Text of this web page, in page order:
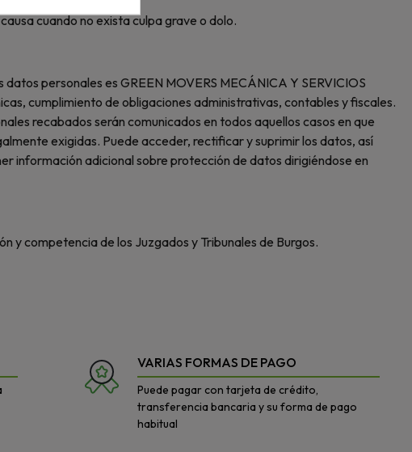
cuando no exista culpa grave o dolo.
personales es GREEN MOVERS MECÁNICA Y SERVICIOS
cumplimiento de obligaciones administrativas, contables y fiscales.
recabados serán comunicados en todos aquellos casos en que
exigidas. Puede acceder, rectificar y suprimir los datos, así
información adicional sobre protección de datos dirigiéndose en
y competencia de los Juzgados y Tribunales de Burgos.
VARIAS FORMAS DE PAGO
Puede pagar con tarjeta de crédito,
transferencia bancaria y su forma de pago
habitual